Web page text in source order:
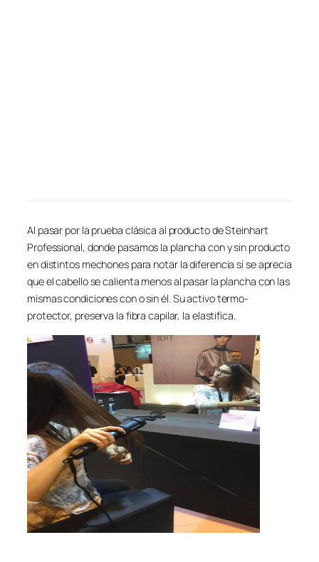
Al pasar por la prueba clásica al producto de Steinhart
Professional, donde pasamos la plancha con y sin producto
en distintos mechones para notar la diferencia sí se aprecia
que el cabello se calienta menos al pasar la plancha con las
mismas condiciones con o sin él. Su activo termo-
protector, preserva la fibra capilar, la elastifica.